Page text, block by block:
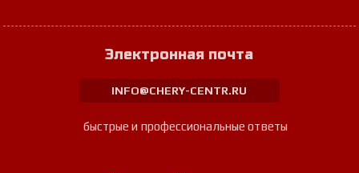
Электронная почта
INFO@CHERY-CENTR.RU
быстрые и профессиональные ответы